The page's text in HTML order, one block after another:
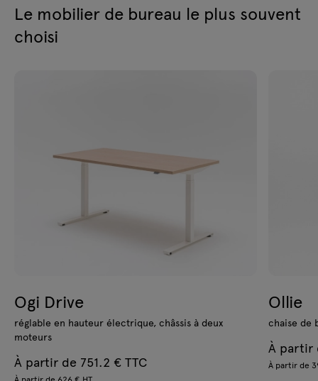
Le mobilier de bureau le plus souvent
choisi
Ogi Drive
réglable en hauteur électrique, châssis à deux
moteurs
À partir de 751.2 € TTC
À partir de 626 € HT
Ollie
chaise de
À partir
À partir de